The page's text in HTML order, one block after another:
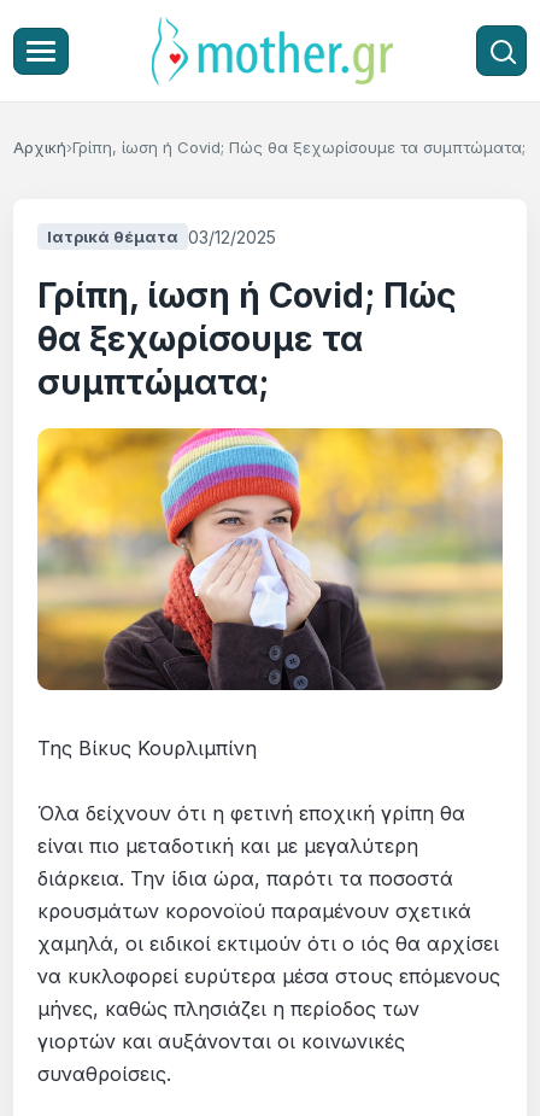
Αρχική Γρίπη, ίωση ή Covid; Πώς θα ξεχωρίσουμε τα συμπτώματα;
Ιατρικά θέματα 03/12/2025
Γρίπη, ίωση ή Covid; Πώς
θα ξεχωρίσουμε τα
συμπτώματα;
Της Βίκυς Κουρλιμπίνη
Όλα δείχνουν ότι η φετινή εποχική γρίπη θα
είναι πιο μεταδοτική και με μεγαλύτερη
διάρκεια. Την ίδια ώρα, παρότι τα ποσοστά
κρουσμάτων κορονοϊού παραμένουν σχετικά
χαμηλά, οι ειδικοί εκτιμούν ότι ο ιός θα αρχίσει
να κυκλοφορεί ευρύτερα μέσα στους επόμενους
μήνες, καθώς πλησιάζει η περίοδος των
γιορτών και αυξάνονται οι κοινωνικές
συναθροίσεις.